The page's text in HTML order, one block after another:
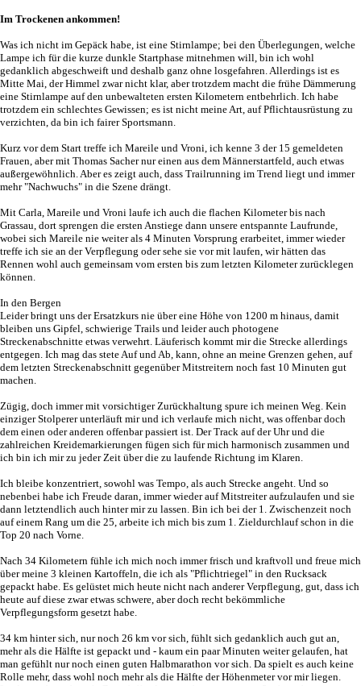
Im Trockenen ankommen!
Was ich nicht im Gepäck habe, ist eine Stirnlampe; bei den Überlegungen, welche
Lampe ich für die kurze dunkle Startphase mitnehmen will, bin ich wohl
gedanklich abgeschweift und deshalb ganz ohne losgefahren. Allerdings ist es
Mitte Mai, der Himmel zwar nicht klar, aber trotzdem macht die frühe Dämmerung
eine Stirnlampe auf den unbewalteten ersten Kilometern entbehrlich. Ich habe
trotzdem ein schlechtes Gewissen; es ist nicht meine Art, auf Pflichtausrüstung zu
verzichten, da bin ich fairer Sportsmann.
Kurz vor dem Start treffe ich Mareile und Vroni, ich kenne 3 der 15 gemeldeten
Frauen, aber mit Thomas Sacher nur einen aus dem Männerstartfeld, auch etwas
außergewöhnlich. Aber es zeigt auch, dass Trailrunning im Trend liegt und immer
mehr "Nachwuchs" in die Szene drängt.
Mit Carla, Mareile und Vroni laufe ich auch die flachen Kilometer bis nach
Grassau, dort sprengen die ersten Anstiege dann unsere entspannte Laufrunde,
wobei sich Mareile nie weiter als 4 Minuten Vorsprung erarbeitet, immer wieder
treffe ich sie an der Verpflegung oder sehe sie vor mit laufen, wir hätten das
Rennen wohl auch gemeinsam vom ersten bis zum letzten Kilometer zurücklegen
können.
In den Bergen
Leider bringt uns der Ersatzkurs nie über eine Höhe von 1200 m hinaus, damit
bleiben uns Gipfel, schwierige Trails und leider auch photogene
Streckenabschnitte etwas verwehrt. Läuferisch kommt mir die Strecke allerdings
entgegen. Ich mag das stete Auf und Ab, kann, ohne an meine Grenzen gehen, auf
dem letzten Streckenabschnitt gegenüber Mitstreitern noch fast 10 Minuten gut
machen.
Zügig, doch immer mit vorsichtiger Zurückhaltung spure ich meinen Weg. Kein
einziger Stolperer unterläuft mir und ich verlaufe mich nicht, was offenbar doch
dem einen oder anderen offenbar passiert ist. Der Track auf der Uhr und die
zahlreichen Kreidemarkierungen fügen sich für mich harmonisch zusammen und
ich bin ich mir zu jeder Zeit über die zu laufende Richtung im Klaren.
Ich bleibe konzentriert, sowohl was Tempo, als auch Strecke angeht. Und so
nebenbei habe ich Freude daran, immer wieder auf Mitstreiter aufzulaufen und sie
dann letztendlich auch hinter mir zu lassen. Bin ich bei der 1. Zwischenzeit noch
auf einem Rang um die 25, arbeite ich mich bis zum 1. Zieldurchlauf schon in die
Top 20 nach Vorne.
Nach 34 Kilometern fühle ich mich noch immer frisch und kraftvoll und freue mich
über meine 3 kleinen Kartoffeln, die ich als "Pflichtriegel" in den Rucksack
gepackt habe. Es gelüstet mich heute nicht nach anderer Verpflegung, gut, dass ich
heute auf diese zwar etwas schwere, aber doch recht bekömmliche
Verpflegungsform gesetzt habe.
34 km hinter sich, nur noch 26 km vor sich, fühlt sich gedanklich auch gut an,
mehr als die Hälfte ist gepackt und - kaum ein paar Minuten weiter gelaufen, hat
man gefühlt nur noch einen guten Halbmarathon vor sich. Da spielt es auch keine
Rolle mehr, dass wohl noch mehr als die Hälfte der Höhenmeter vor mir liegen.